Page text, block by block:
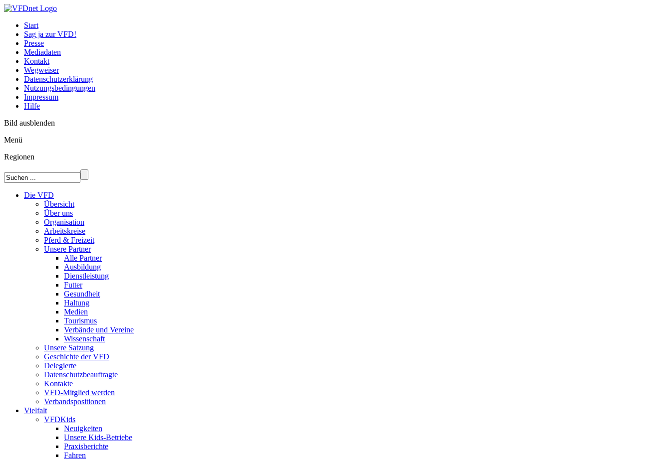
Start
Sag ja zur VFD!
Presse
Mediadaten
Kontakt
Wegweiser
Datenschutzerklärung
Nutzungsbedingungen
Impressum
Hilfe
Bild ausblenden
Menü
Regionen
Die VFD
Übersicht
Über uns
Organisation
Arbeitskreise
Pferd & Freizeit
Unsere Partner
Alle Partner
Ausbildung
Dienstleistung
Futter
Gesundheit
Haltung
Medien
Tourismus
Verbände und Vereine
Wissenschaft
Unsere Satzung
Geschichte der VFD
Delegierte
Datenschutzbeauftragte
Kontakte
VFD-Mitglied werden
Verbandspositionen
Vielfalt
VFDKids
Neuigkeiten
Unsere Kids-Betriebe
Praxisberichte
Fahren